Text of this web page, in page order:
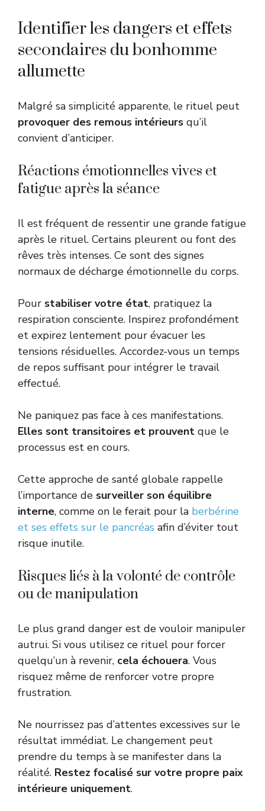
Identifier les dangers et effets
secondaires du bonhomme
allumette
Malgré sa simplicité apparente, le rituel peut
provoquer des remous intérieurs qu’il
convient d’anticiper.
Réactions émotionnelles vives et
fatigue après la séance
Il est fréquent de ressentir une grande fatigue
après le rituel. Certains pleurent ou font des
rêves très intenses. Ce sont des signes
normaux de décharge émotionnelle du corps.
Pour stabiliser votre état, pratiquez la
respiration consciente. Inspirez profondément
et expirez lentement pour évacuer les
tensions résiduelles. Accordez-vous un temps
de repos suffisant pour intégrer le travail
effectué.
Ne paniquez pas face à ces manifestations.
Elles sont transitoires et prouvent que le
processus est en cours.
Cette approche de santé globale rappelle
l’importance de surveiller son équilibre
interne, comme on le ferait pour la berbérine
et ses effets sur le pancréas afin d’éviter tout
risque inutile.
Risques liés à la volonté de contrôle
ou de manipulation
Le plus grand danger est de vouloir manipuler
autrui. Si vous utilisez ce rituel pour forcer
quelqu’un à revenir, cela échouera. Vous
risquez même de renforcer votre propre
frustration.
Ne nourrissez pas d’attentes excessives sur le
résultat immédiat. Le changement peut
prendre du temps à se manifester dans la
réalité. Restez focalisé sur votre propre paix
intérieure uniquement.